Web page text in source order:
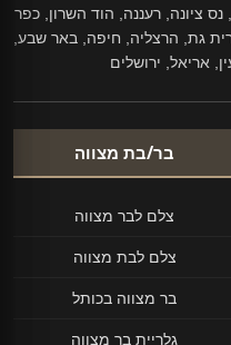
נס ציונה, רעננה, הוד השרון, כפר
גת, הרצליה, חיפה, באר שבע,
אריאל, ירושלים
בר/בת מצווה
צלם לבר מצווה
צלם לבת מצווה
בר מצווה בכותל
גלריית בר מצווה